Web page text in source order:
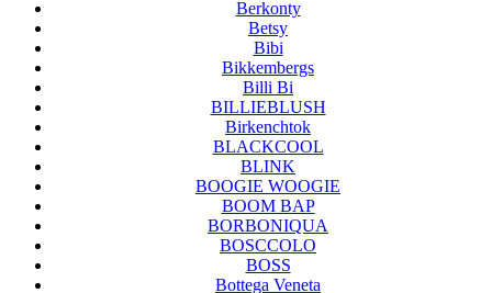
Berkonty
Betsy
Bibi
Bikkembergs
Billi Bi
BILLIEBLUSH
Birkenchtok
BLACKCOOL
BLINK
BOOGIE WOOGIE
BOOM BAP
BORBONIQUA
BOSCCOLO
BOSS
Bottega Veneta